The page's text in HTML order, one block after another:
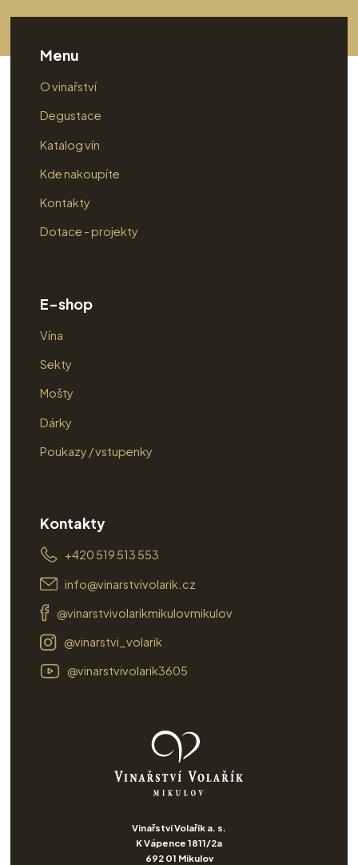
Menu
O vinařství
Degustace
Katalog vín
Kde nakoupíte
Kontakty
Dotace - projekty
E-shop
Vína
Sekty
Mošty
Dárky
Poukazy / vstupenky
Kontakty
+420 519 513 553
info@vinarstvivolarik.cz
@vinarstvivolarikmikulovmikulov
@vinarstvi_volarik
@vinarstvivolarik3605
Vinařství Volařík a. s.
K Vápence 1811/2a
692 01 Mikulov